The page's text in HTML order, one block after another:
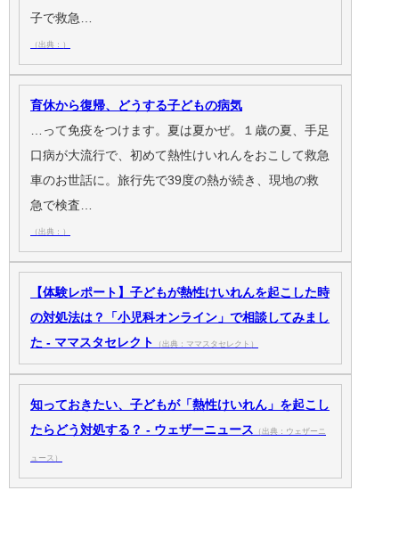
子で救急…
（出典：）
育休から復帰、どうする子どもの病気
…って免疫をつけます。夏は夏かぜ。１歳の夏、手足
口病が大流行で、初めて熱性けいれんをおこして救急
車のお世話に。旅行先で39度の熱が続き、現地の救
急で検査…
（出典：）
【体験レポート】子どもが熱性けいれんを起こした時
の対処法は？「小児科オンライン」で相談してみまし
た - ママスタセレクト
（出典：ママスタセレクト）
知っておきたい、子どもが「熱性けいれん」を起こし
たらどう対処する？ - ウェザーニュース
（出典：ウェザーニ
ュース）